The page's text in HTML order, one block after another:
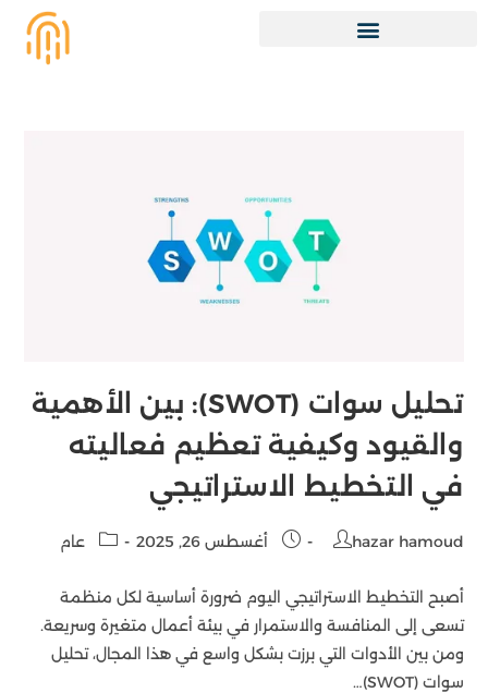
تحليل سوات (SWOT): بين الأهمية
والقيود وكيفية تعظيم فعاليته
في التخطيط الاستراتيجي
hazar hamoud أغسطس 26, 2025 عام
أصبح التخطيط الاستراتيجي اليوم ضرورة أساسية لكل منظمة
تسعى إلى المنافسة والاستمرار في بيئة أعمال متغيرة وسريعة.
ومن بين الأدوات التي برزت بشكل واسع في هذا المجال، تحليل
سوات (SWOT)…